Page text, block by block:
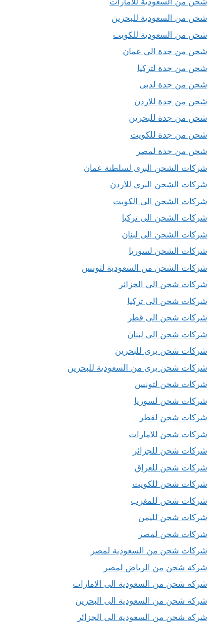
شحن من السعودية للبحرين
شحن من السعودية للكويت
شحن من جدة الى عمان
شحن من جدة لتركيا
شحن من جدة لدبى
شحن من جدة للاردن
شحن من جدة للبحرين
شحن من جدة للكويت
شحن من جدة لمصر
شركات الشحن البرى لسلطنة عمان
شركات الشحن البرى للاردن
شركات الشحن الى الكويت
شركات الشحن الى تركيا
شركات الشحن الى لبنان
شركات الشحن لسوريا
شركات الشحن من السعودية لتونس
شركات شحن الى الجزائر
شركات شحن الى تركيا
شركات شحن الى قطر
شركات شحن الى لبنان
شركات شحن برى للبحرين
شركات شحن برى من السعودية للبحرين
شركات شحن لتونس
شركات شحن لسوريا
شركات شحن لقطر
شركات شحن للامارات
شركات شحن للجزائر
شركات شحن للعراق
شركات شحن للكويت
شركات شحن للمغرب
شركات شحن لليمن
شركات شحن لمصر
شركات شحن من السعودية لمصر
شركة شحن من الرياض لمصر
شركة شحن من السعودية الى الامارات
شركة شحن من السعودية الى البحرين
شركة شحن من السعودية الى الجزائر